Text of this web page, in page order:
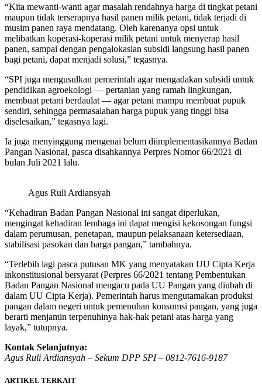
“Kita mewanti-wanti agar masalah rendahnya harga di tingkat petani
maupun tidak terserapnya hasil panen milik petani, tidak terjadi di
musim panen raya mendatang. Oleh karenanya opsi untuk
melibatkan koperasi-koperasi milik petani untuk menyerap hasil
panen, sampai dengan pengalokasian subsidi langsung hasil panen
bagi petani, dapat menjadi solusi,” tegasnya.
“SPI juga mengusulkan pemerintah agar mengadakan subsidi untuk
pendidikan agroekologi — pertanian yang ramah lingkungan,
membuat petani berdaulat — agar petani mampu membuat pupuk
sendiri, sehingga permasalahan harga pupuk yang tinggi bisa
diselesaikan,” tegasnya lagi.
Ia juga menyinggung mengenai belum diimplementasikannya Badan
Pangan Nasional, pasca disahkannya Perpres Nomor 66/2021 di
bulan Juli 2021 lalu.
Agus Ruli Ardiansyah
“Kehadiran Badan Pangan Nasional ini sangat diperlukan,
mengingat kehadiran lembaga ini dapat mengisi kekosongan fungsi
dalam perumusan, penetapan, maupun pelaksanaan ketersediaan,
stabilisasi pasokan dan harga pangan,” tambahnya.
“Terlebih lagi pasca putusan MK yang menyatakan UU Cipta Kerja
inkonstitusional bersyarat (Perpres 66/2021 tentang Pembentukan
Badan Pangan Nasional mengacu pada UU Pangan yang diubah di
dalam UU Cipta Kerja). Pemerintah harus mengutamakan produksi
pangan dalam negeri untuk pemenuhan konsumsi pangan, yang juga
berarti menjamin terpenuhinya hak-hak petani atas harga yang
layak,” tutupnya.
Kontak Selanjutnya:
Agus Ruli Ardiansyah – Sekum DPP SPI – 0812-7616-9187
ARTIKEL TERKAIT